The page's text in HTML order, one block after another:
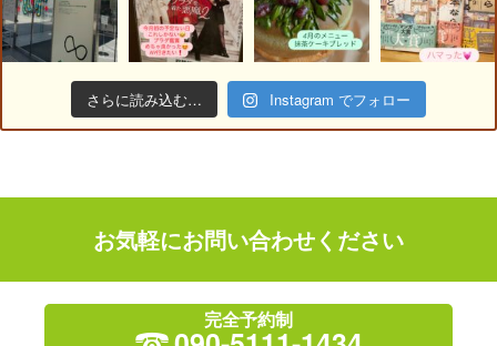
さらに読み込む… Instagram でフォロー
お気軽にお問い合わせください
完全予約制